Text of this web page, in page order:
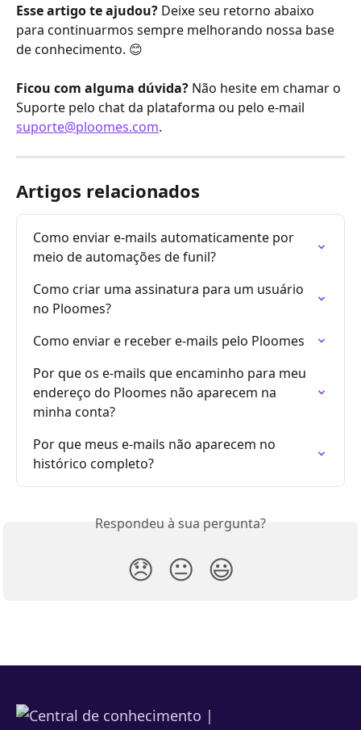
Esse artigo te ajudou? Deixe seu retorno abaixo
para continuarmos sempre melhorando nossa base
de conhecimento. 😊
Ficou com alguma dúvida? Não hesite em chamar o
Suporte pelo chat da plataforma ou pelo e-mail
suporte@ploomes.com.
Artigos relacionados
Como enviar e-mails automaticamente por
meio de automações de funil?
Como criar uma assinatura para um usuário
no Ploomes?
Como enviar e receber e-mails pelo Ploomes
Por que os e-mails que encaminho para meu
endereço do Ploomes não aparecem na
minha conta?
Por que meus e-mails não aparecem no
histórico completo?
Respondeu à sua pergunta?
😞 😐 😃